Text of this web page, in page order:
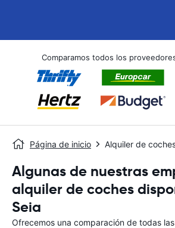
Comparamos todos los
Página de inicio Alquiler de
Algunas de nuestras
alquiler de coches
Seia
Ofrecemos una comparación de todas